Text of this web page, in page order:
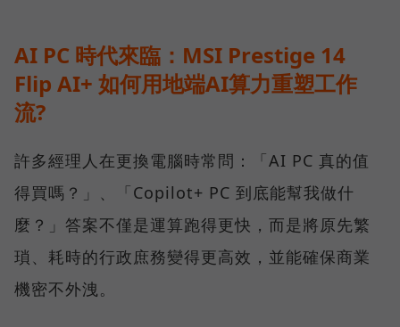
AI PC 時代來臨：MSI Prestige 14
Flip AI+ 如何用地端AI算力重塑工作
流?
許多經理人在更換電腦時常問：「AI PC 真的值
得買嗎？」、「Copilot+ PC 到底能幫我做什
麼？」答案不僅是運算跑得更快，而是將原先繁
瑣、耗時的行政庶務變得更高效，並能確保商業
機密不外洩。